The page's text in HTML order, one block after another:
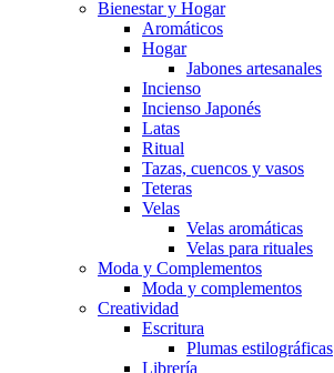
Bienestar y Hogar
Aromáticos
Hogar
Jabones artesanales
Incienso
Incienso Japonés
Latas
Ritual
Tazas, cuencos y vasos
Teteras
Velas
Velas aromáticas
Velas para rituales
Moda y Complementos
Moda y complementos
Creatividad
Escritura
Plumas estilográficas
Librería